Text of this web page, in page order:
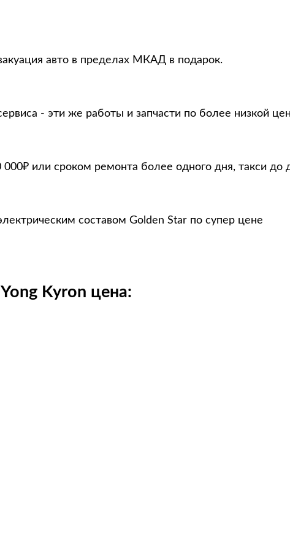
авто в пределах МКАД в подарок.
- эти же работы и запчасти по более низкой
или сроком ремонта более одного дня, такси
составом Golden Star по супер цене
Kyron цена: